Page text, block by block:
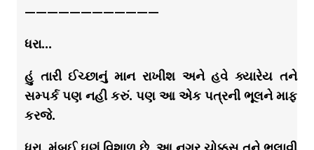
————————————
ધરા…
હું તારી ઈચ્છાનું માન રાખીશ અને હવે ક્યારેય તને
સમ્પર્ક પણ નહી કરું. પણ આ એક પત્રની ભૂલને માફ
કરજે.